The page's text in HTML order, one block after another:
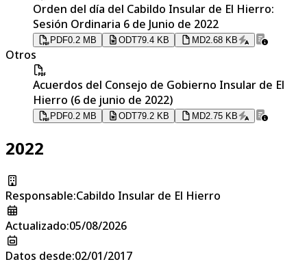
Orden del día del Cabildo Insular de El Hierro:
Sesión Ordinaria 6 de Junio de 2022
PDF0.2 MB ODT79.4 KB MD2.68 KB
Otros
Acuerdos del Consejo de Gobierno Insular de El
Hierro (6 de junio de 2022)
PDF0.2 MB ODT79.2 KB MD2.75 KB
2022
Responsable:Cabildo Insular de El Hierro
Actualizado:05/08/2026
Datos desde:02/01/2017